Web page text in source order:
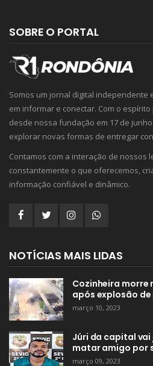
SOBRE O PORTAL
Somos um jornal digital independente
em informar e conectar. Com o
desde nossa fundação em 17 de
explorar novas formas de entregar
Contamos com a interação de nossos
constantemente o que oferecemos,
informação confiável e dinâmico.
NOTÍCIAS MAIS LIDAS
Cozinheira morre
após explosão
março 10, 2023
Júri da capital
matar amigo por
março 09, 2023